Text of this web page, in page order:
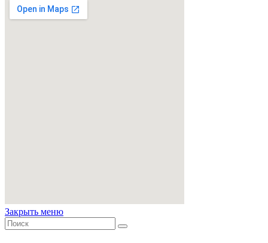
Закрыть меню